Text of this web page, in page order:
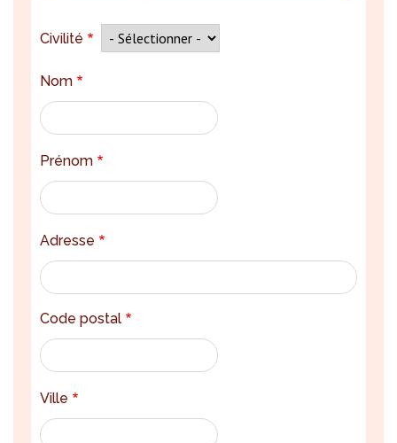
Civilité
Nom
Prénom
Adresse
Code postal
Ville